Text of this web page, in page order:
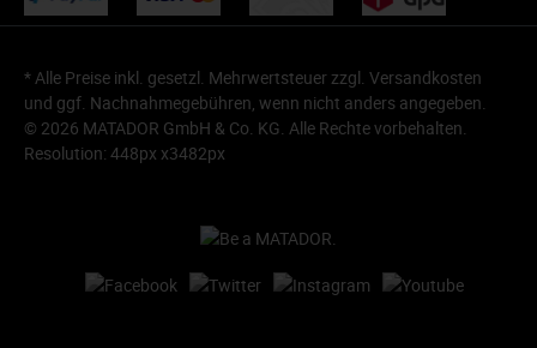
* Alle Preise inkl. gesetzl. Mehrwertsteuer zzgl. Versandkosten
und ggf. Nachnahmegebühren, wenn nicht anders angegeben.
© 2026 MATADOR GmbH & Co. KG. Alle Rechte vorbehalten.
Resolution: 448px x3482px